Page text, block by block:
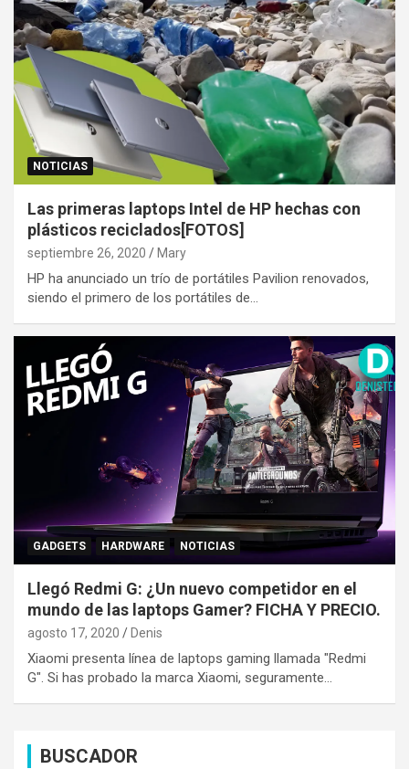
NOTICIAS
Las primeras laptops Intel de HP hechas con
plásticos reciclados[FOTOS]
septiembre 26, 2020 Mary
HP ha anunciado un trío de portátiles Pavilion renovados,
siendo el primero de los portátiles de…
GADGETS HARDWARE NOTICIAS
Llegó Redmi G: ¿Un nuevo competidor en el
mundo de las laptops Gamer? FICHA Y PRECIO.
agosto 17, 2020 Denis
Xiaomi presenta línea de laptops gaming llamada "Redmi
G". Si has probado la marca Xiaomi, seguramente…
BUSCADOR